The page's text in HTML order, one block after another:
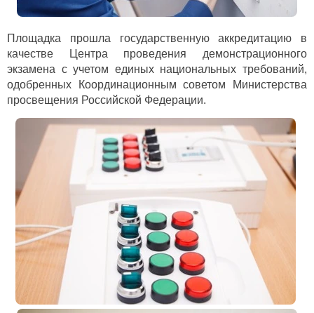
Площадка прошла государственную аккредитацию в
качестве Центра проведения демонстрационного
экзамена с учетом единых национальных требований,
одобренных Координационным советом Министерства
просвещения Российской Федерации.